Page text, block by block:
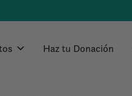
Haz tu Donación